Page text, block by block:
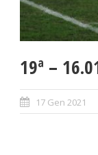
19ª –
17 Gen 2021